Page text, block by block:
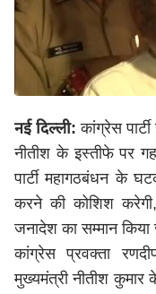
नई दिल्ली: कांग्रेस
नीतीश के इस्तीफे पर
पार्टी महागठबंधन के
करने की कोशिश
जनादेश का सम्मान
कांग्रेस प्रवक्ता
मुख्यमंत्री नीतीश कुमार